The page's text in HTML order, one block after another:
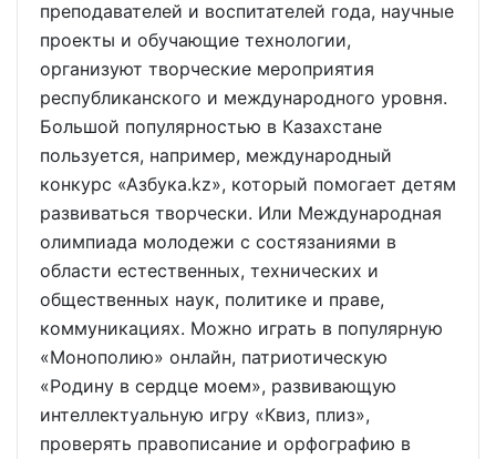
преподавателей и воспитателей года, научные
проекты и обучающие технологии,
организуют творческие мероприятия
республиканского и международного уровня.
Большой популярностью в Казахстане
пользуется, например, международный
конкурс «Азбука.kz», который помогает детям
развиваться творчески. Или Международная
олимпиада молодежи с состязаниями в
области естественных, технических и
общественных наук, политике и праве,
коммуникациях. Можно играть в популярную
«Монополию» онлайн, патриотическую
«Родину в сердце моем», развивающую
интеллектуальную игру «Квиз, плиз»,
проверять правописание и орфографию в